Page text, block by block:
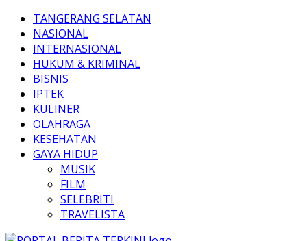
TANGERANG SELATAN
NASIONAL
INTERNASIONAL
HUKUM & KRIMINAL
BISNIS
IPTEK
KULINER
OLAHRAGA
KESEHATAN
GAYA HIDUP
MUSIK
FILM
SELEBRITI
TRAVELISTA